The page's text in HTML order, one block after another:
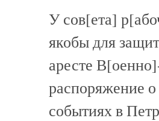
У сов[ета]
якобы для
аресте
распоряжение
событиях в